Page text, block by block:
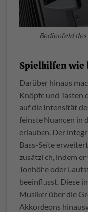
Bedienfeld des
Spielhilfen wie
Darüber hinaus
Knöpfe und Tasten
auf die Intensität
feinste Nuancen in
erlauben. Der
Bass-Seite
zusätzlich, indem
Tonhöhe oder
beeinflusst. Diese
Musiker über die
Akkordeons